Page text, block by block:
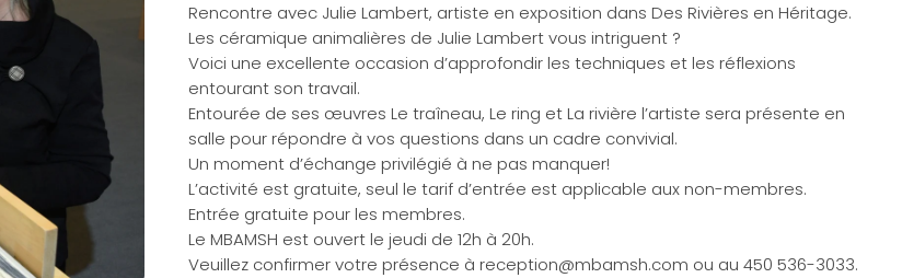
Rencontre avec Julie Lambert, artiste en exposition dans Des Rivières en Héritage.
Les céramique animalières de Julie Lambert vous intriguent ?
Voici une excellente occasion d’approfondir les techniques et les réflexions
entourant son travail.
Entourée de ses œuvres Le traîneau, Le ring et La rivière l’artiste sera présente en
salle pour répondre à vos questions dans un cadre convivial.
Un moment d’échange privilégié à ne pas manquer!
L’activité est gratuite, seul le tarif d’entrée est applicable aux non-membres.
Entrée gratuite pour les membres.
Le MBAMSH est ouvert le jeudi de 12h à 20h.
Veuillez confirmer votre présence à reception@mbamsh.com ou au 450 536-3033.